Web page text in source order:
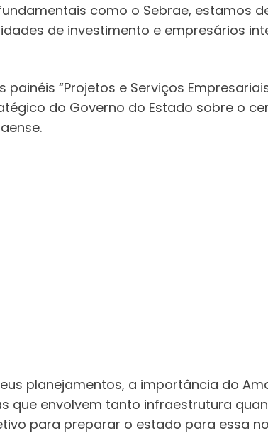
como o Sebrae, estamos
de investimento e empresários
“Projetos e Serviços
do Governo do Estado sobre o
planejamentos, a importância do
que envolvem tanto infraestrutura
para preparar o estado para essa